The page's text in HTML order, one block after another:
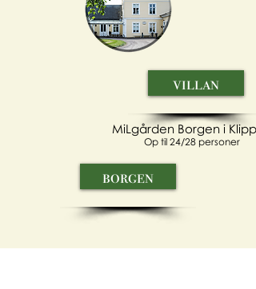
villan
MiLgården Borgen i
Op til 24/28 personer
borgen